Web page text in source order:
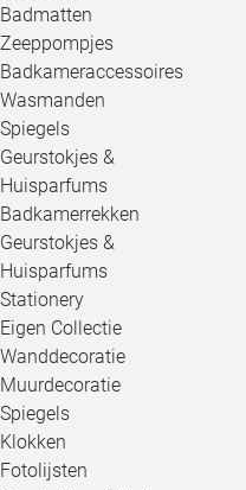
Badmatten
Zeeppompjes
Badkameraccessoires
Wasmanden
Spiegels
Geurstokjes &
Huisparfums
Badkamerrekken
Geurstokjes &
Huisparfums
Stationery
Eigen Collectie
Wanddecoratie
Muurdecoratie
Spiegels
Klokken
Fotolijsten